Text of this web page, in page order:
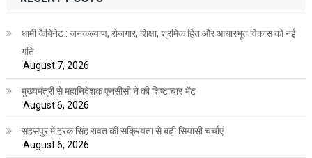
धामी कैबिनेट : जनकल्याण, रोजगार, शिक्षा, श्रमिक हित और आधारभूत विकास को नई
गति
August 7, 2026
मुख्यमंत्री से महानिदेशक एनसीसी ने की शिष्टाचार भेंट
August 6, 2026
सहसपुर में हरक सिंह रावत की सक्रियता से बढ़ी सियासी चर्चाएं
August 6, 2026